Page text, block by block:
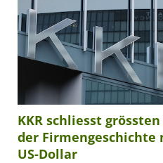
KKR schliesst
der Firmengeschichte
US-Dollar